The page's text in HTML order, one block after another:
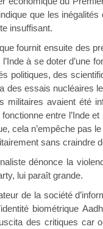
que les
insuffisant.
ensuite des
à se doter d’une
politiques, des
des essais nucléaires
militaires avaient été
entre l’Inde
cela n’empêche pas
sans craindre
la violence
lui paraît grande.
la société
biométrique
des critiques car